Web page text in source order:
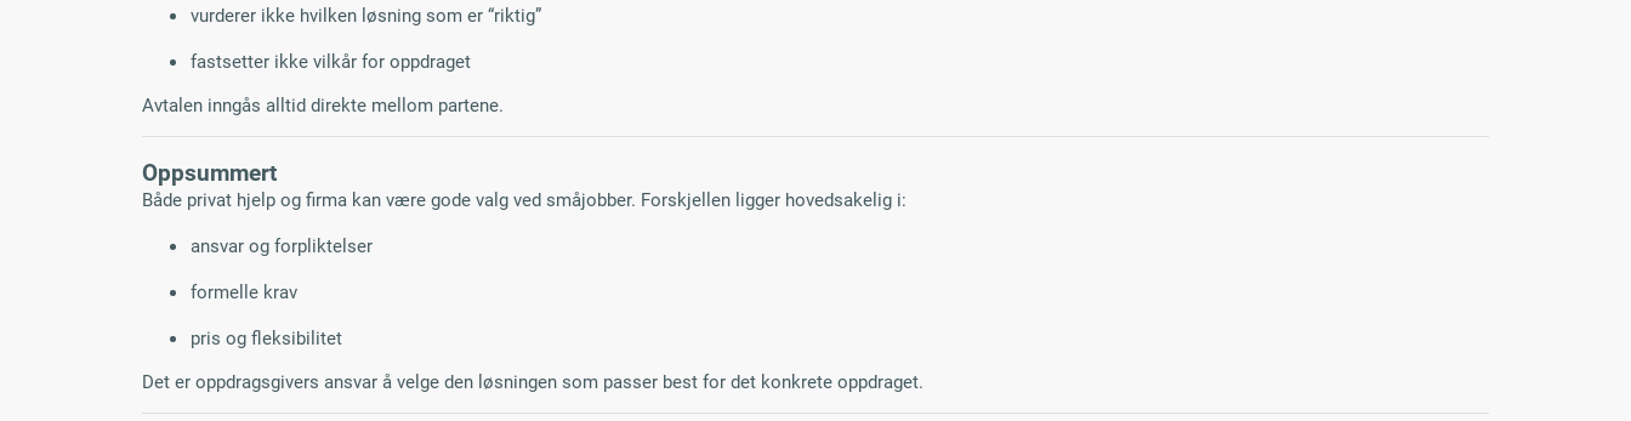
vurderer ikke hvilken løsning som er “riktig”
fastsetter ikke vilkår for oppdraget
Avtalen inngås alltid direkte mellom partene.
Oppsummert
Både privat hjelp og firma kan være gode valg ved småjobber. Forskjellen ligger hovedsakelig i:
ansvar og forpliktelser
formelle krav
pris og fleksibilitet
Det er oppdragsgivers ansvar å velge den løsningen som passer best for det konkrete oppdraget.